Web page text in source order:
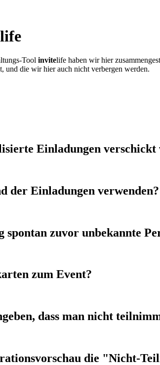
Tool invitelife haben wir hier
und die wir hier auch nicht verbergen werden.
Einladungen verschickt
der Einladungen verwenden?
spontan zuvor unbekannte
zum Event?
dass man nicht
die "Nicht-